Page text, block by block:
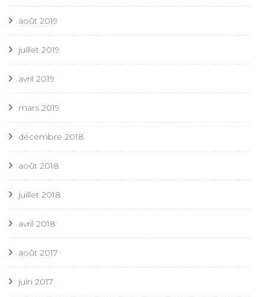
août 2019
juillet 2019
avril 2019
mars 2019
décembre 2018
août 2018
juillet 2018
avril 2018
août 2017
juin 2017